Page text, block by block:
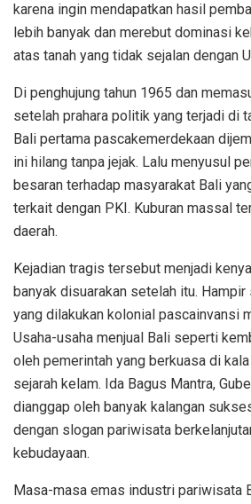
karena ingin mendapatkan hasil
lebih banyak dan merebut dominasi
atas tanah yang tidak sejalan dengan
Di penghujung tahun 1965 dan
setelah prahara politik yang terjadi di
Bali pertama pascakemerdekaan
ini hilang tanpa jejak. Lalu menyusul
besaran terhadap masyarakat Bali
terkait dengan PKI. Kuburan massal
daerah.
Kejadian tragis tersebut menjadi
banyak disuarakan setelah itu. Hampir
yang dilakukan kolonial pascainvansi
Usaha-usaha menjual Bali seperti
oleh pemerintah yang berkuasa di
sejarah kelam. Ida Bagus Mantra,
dianggap oleh banyak kalangan
dengan slogan pariwisata
kebudayaan.
Masa-masa emas industri pariwisata